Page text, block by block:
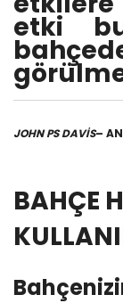
etki
JOHN PS DAVIS–
BAHÇE